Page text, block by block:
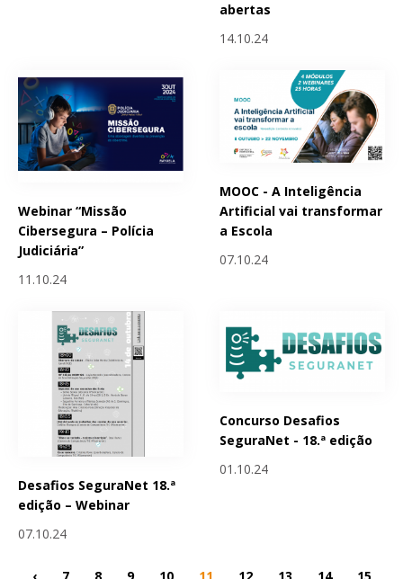
abertas
14.10.24
Webinar “Missão
Cibersegura – Polícia
Judiciária”
11.10.24
MOOC - A Inteligência
Artificial vai transformar
a Escola
07.10.24
Desafios SeguraNet 18.ª
edição – Webinar
07.10.24
Concurso Desafios
SeguraNet - 18.ª edição
01.10.24
‹ 7 8 9 10 11 12 13 14
15